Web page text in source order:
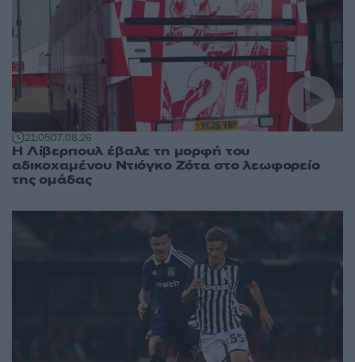
21:0507.08.26
Η Λίβερπουλ έβαλε τη μορφή του
αδικοχαμένου Ντιόγκο Ζότα στο λεωφορείο
της ομάδας